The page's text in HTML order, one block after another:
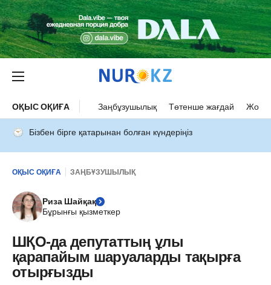
ОҚЫС ОҚИҒА Заңбұзушылық Төтенше жағдай Жол
Бізбен бірге қатарынан болған күндеріңіз
ОҚЫС ОҚИҒА ЗАҢБҰЗУШЫЛЫҚ
Риза Шайқақ
Бұрынғы қызметкер
ШҚО-да депутаттың ұлы
қарапайым шаруаларды тақырға
отырғызды